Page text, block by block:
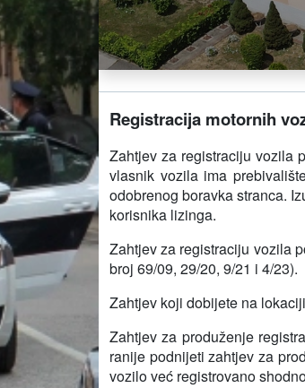
Registracija motornih
Zahtjev za registraciju vozila
vlasnik vozila ima
odobrenog boravka stranca.
korisnika lizinga.
Zahtjev za registraciju vozila
broj 69/09, 29/20, 9/21 i 4/23).
Zahtjev koji dobijete na
Zahtjev za produženje
ranije podnijeti zahtjev za
vozilo već registrovano